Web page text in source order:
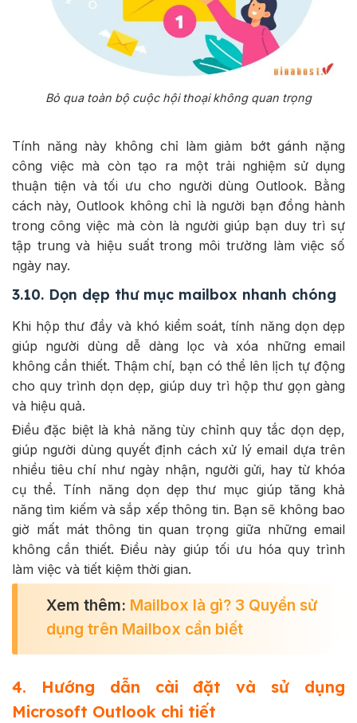
Bỏ qua toàn bộ cuộc hội thoại không quan trọng
Tính năng này không chỉ làm giảm bớt gánh nặng
công việc mà còn tạo ra một trải nghiệm sử dụng
thuận tiện và tối ưu cho người dùng Outlook. Bằng
cách này, Outlook không chỉ là người bạn đồng hành
trong công việc mà còn là người giúp bạn duy trì sự
tập trung và hiệu suất trong môi trường làm việc số
ngày nay.
3.10. Dọn dẹp thư mục mailbox nhanh chóng
Khi hộp thư đầy và khó kiểm soát, tính năng dọn dẹp
giúp người dùng dễ dàng lọc và xóa những email
không cần thiết. Thậm chí, bạn có thể lên lịch tự động
cho quy trình dọn dẹp, giúp duy trì hộp thư gọn gàng
và hiệu quả.
Điều đặc biệt là khả năng tùy chỉnh quy tắc dọn dẹp,
giúp người dùng quyết định cách xử lý email dựa trên
nhiều tiêu chí như ngày nhận, người gửi, hay từ khóa
cụ thể. Tính năng dọn dẹp thư mục giúp tăng khả
năng tìm kiếm và sắp xếp thông tin. Bạn sẽ không bao
giờ mất mát thông tin quan trọng giữa những email
không cần thiết. Điều này giúp tối ưu hóa quy trình
làm việc và tiết kiệm thời gian.
Xem thêm: Mailbox là gì? 3 Quyền sử
dụng trên Mailbox cần biết
4. Hướng dẫn cài đặt và sử dụng
Microsoft Outlook chi tiết